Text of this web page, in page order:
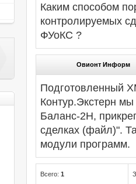
Каким способом
контролируемых
ФУоКС ?
Овионт Информ
Подготовленный
Контур.Экстерн
Баланс-2H,
сделках (файл)".
модули программ.
Всего: 1